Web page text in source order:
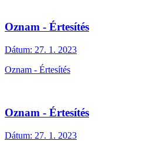
Oznam - Értesítés
Dátum: 27. 1. 2023
Oznam - Értesítés
Oznam - Értesítés
Dátum: 27. 1. 2023